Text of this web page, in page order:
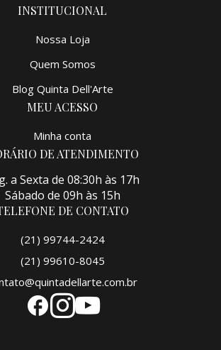
INSTITUCIONAL
Nossa Loja
Quem Somos
Blog Quinta Dell'Arte
MEU ACESSO
Minha conta
DE ATENDIMENTO
a Sexta de 08:30h às 17h
Sábado de 09h às 15h
DE CONTATO
(21) 99744-2424
(21) 99610-8045